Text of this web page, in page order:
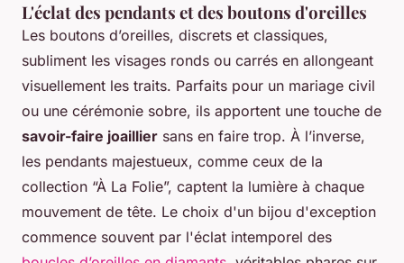
L'éclat des pendants et des boutons d'oreilles
Les boutons d’oreilles, discrets et classiques,
subliment les visages ronds ou carrés en allongeant
visuellement les traits. Parfaits pour un mariage civil
ou une cérémonie sobre, ils apportent une touche de
savoir-faire joaillier sans en faire trop. À l’inverse,
les pendants majestueux, comme ceux de la
collection “À La Folie”, captent la lumière à chaque
mouvement de tête. Le choix d'un bijou d'exception
commence souvent par l'éclat intemporel des